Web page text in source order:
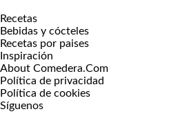
Recetas
Bebidas y cócteles
Recetas por paises
Inspiración
About Comedera.Com
Política de privacidad
Política de cookies
Síguenos